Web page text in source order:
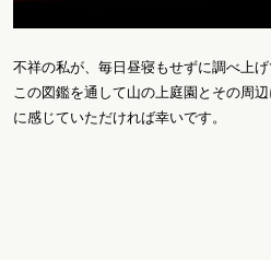
不祥の私が、毎日昼寝もせずに調べ上
この図鑑を通して山の上庭園とその周
に感じていただければ幸いです。